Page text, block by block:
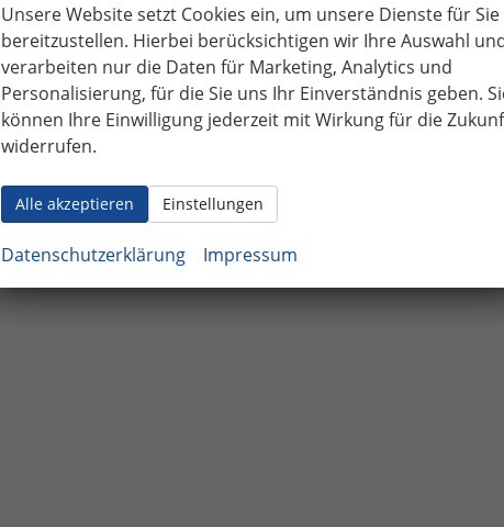
Unsere Website setzt Cookies ein, um unsere Dienste für Sie
bereitzustellen. Hierbei berücksichtigen wir Ihre Auswahl
verarbeiten nur die Daten für Marketing, Analytics und
Personalisierung, für die Sie uns Ihr Einverständnis geben.
können Ihre Einwilligung jederzeit mit Wirkung für die
widerrufen.
Alle akzeptieren Einstellungen
Datenschutzerklärung Impressum